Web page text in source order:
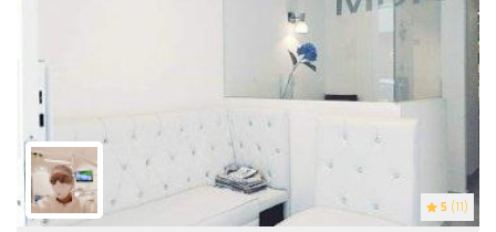
5 (11)